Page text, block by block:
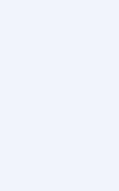
но мы не говорим,
от торгов